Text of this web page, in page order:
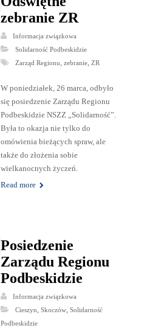
zebranie ZR
Informacja związkowa
Solidarność Podbeskidzie
Zarząd Regionu, zebranie, ZR
W poniedziałek, 26 marca, odbyło
się posiedzenie Zarządu Regionu
Podbeskidzie NSZZ „Solidarność”.
Była to okazja nie tylko do
omówienia bieżących spraw, ale
także do złożenia sobie
wielkanocnych życzeń.
Read more
Posiedzenie
Zarządu Regionu
Podbeskidzie
Informacja związkowa
Cieszyn, Skoczów, Solidarność
Podbeskidzie